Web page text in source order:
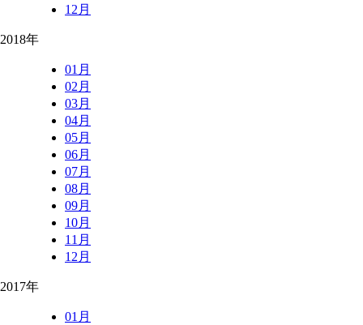
12月
2018年
01月
02月
03月
04月
05月
06月
07月
08月
09月
10月
11月
12月
2017年
01月